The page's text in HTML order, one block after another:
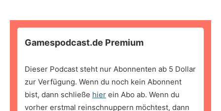
Gamespodcast.de Premium
Dieser Podcast steht nur Abonnenten ab 5 Dollar
zur Verfügung. Wenn du noch kein Abonnent
bist, dann schließe hier ein Abo ab. Wenn du
vorher erstmal reinschnuppern möchtest, dann